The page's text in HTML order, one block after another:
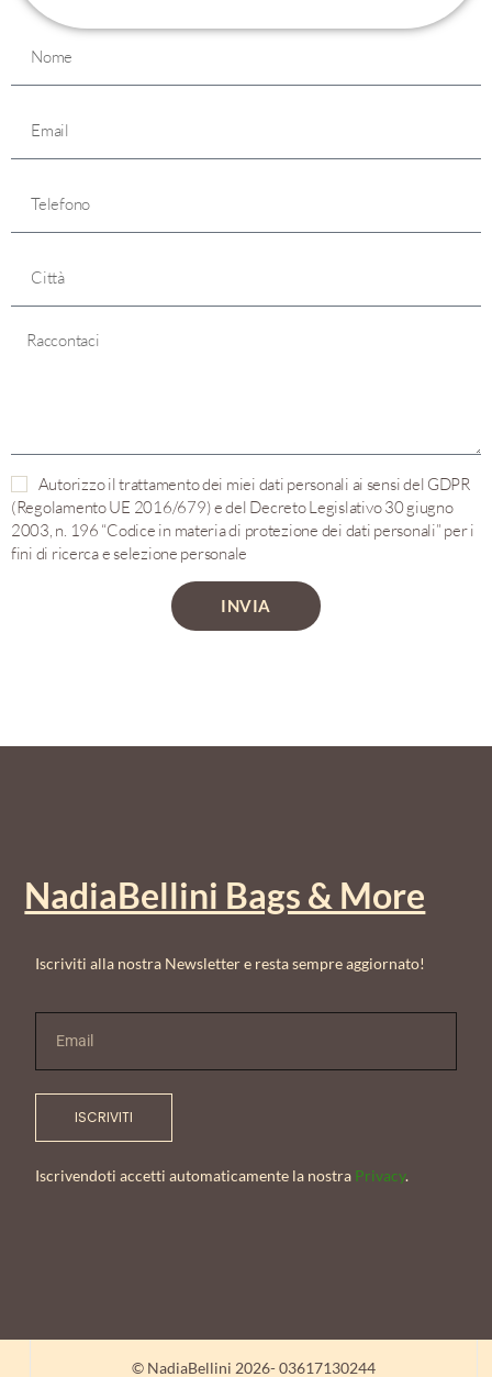
Autorizzo il trattamento dei miei dati personali ai sensi del GDPR
(Regolamento UE 2016/679) e del Decreto Legislativo 30 giugno
2003, n. 196 “Codice in materia di protezione dei dati personali” per i
fini di ricerca e selezione personale
INVIA
NadiaBellini Bags & More
Iscriviti alla nostra Newsletter e resta sempre aggiornato!
ISCRIVITI
Iscrivendoti accetti automaticamente la nostra Privacy.
© NadiaBellini 2026- 03617130244